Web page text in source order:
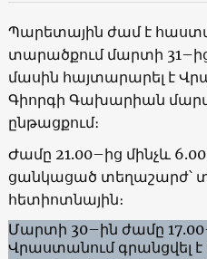
Պարետային ժամ է
տարածքում մարտի 31–ից
մասին հայտարարել է
Գիորգի Գախարիան
ընթացքում։
Ժամը 21.00–ից մինչև
ցանկացած տեղաշարժ՝
հետիոտնային։
Մարտի 30–ին ժամը
Վրաստանում գրանցվել է